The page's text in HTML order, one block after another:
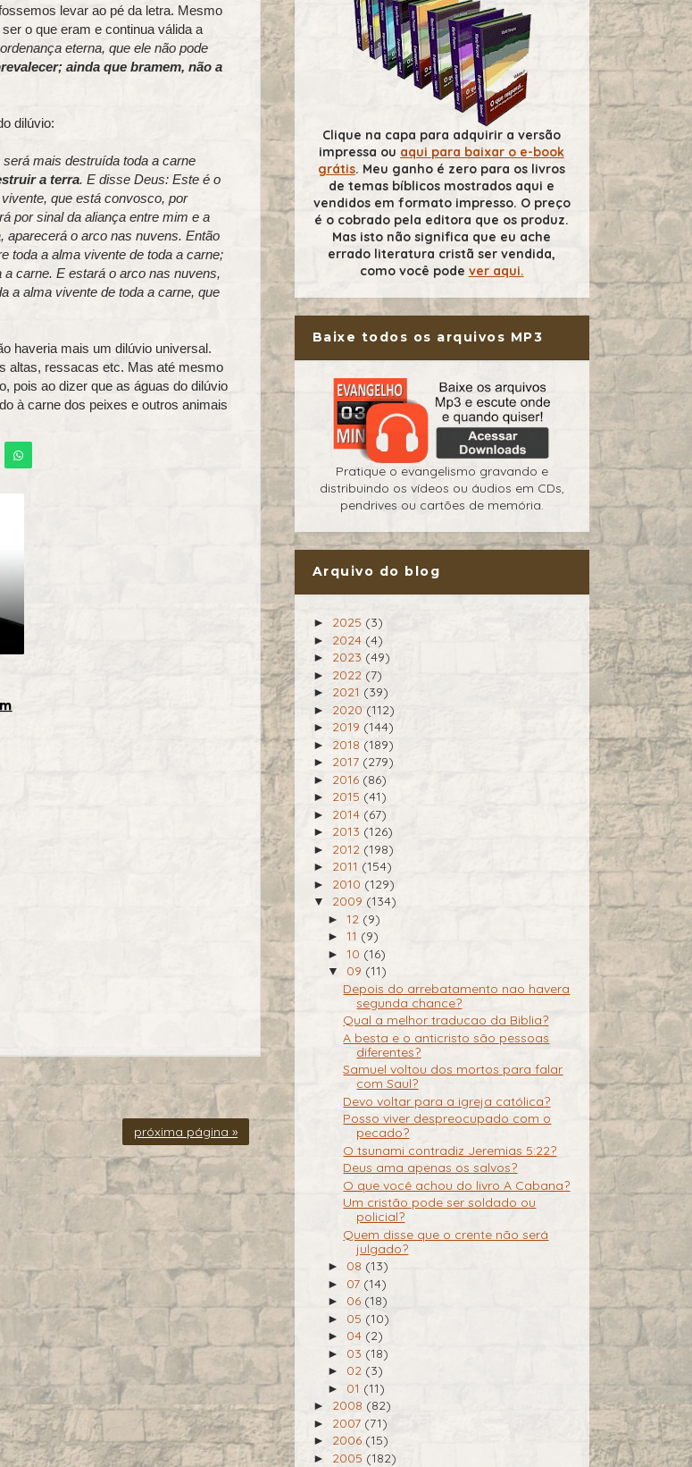
levar ao pé da letra. Mesmo
o que eram e continua válida a
eterna, que ele não pode
ainda que bramem, não a
dilúvio:
mais destruída toda a carne
a terra. E disse Deus: Este é o
que está convosco, por
por sinal da aliança entre mim e a
aparecerá o arco nas nuvens. Então
toda a alma vivente de toda a carne;
carne. E estará o arco nas nuvens,
a alma vivente de toda a carne, que
haveria mais um dilúvio universal.
altas, ressacas etc. Mas até mesmo
pois ao dizer que as águas do dilúvio
à carne dos peixes e outros animais
próxima página »
Clique na capa para adquirir a versão
impressa ou aqui para baixar o e-book
grátis. Meu ganho é zero para os livros
de temas bíblicos mostrados aqui e
vendidos em formato impresso. O preço
é o cobrado pela editora que os produz.
Mas isto não significa que eu ache
errado literatura cristã ser vendida,
como você pode ver aqui.
Baixe todos os arquivos MP3
Pratique o evangelismo gravando e
distribuindo os vídeos ou áudios em CDs,
pendrives ou cartões de memória.
Arquivo do blog
► 2025 (3)
► 2024 (4)
► 2023 (49)
► 2022 (7)
► 2021 (39)
► 2020 (112)
► 2019 (144)
► 2018 (189)
► 2017 (279)
► 2016 (86)
► 2015 (41)
► 2014 (67)
► 2013 (126)
► 2012 (198)
► 2011 (154)
► 2010 (129)
▼ 2009 (134)
►12 (9)
►11 (9)
►10 (16)
▼ 09 (11)
Depois do arrebatamento nao havera
segunda chance?
Qual a melhor traducao da Biblia?
A besta e o anticristo são pessoas
diferentes?
Samuel voltou dos mortos para falar
com Saul?
Devo voltar para a igreja católica?
Posso viver despreocupado com o
pecado?
O tsunami contradiz Jeremias 5:22?
Deus ama apenas os salvos?
O que você achou do livro A Cabana?
Um cristão pode ser soldado ou
policial?
Quem disse que o crente não será
julgado?
► 08 (13)
► 07 (14)
► 06 (18)
► 05 (10)
► 04 (2)
► 03 (18)
► 02 (3)
► 01 (11)
► 2008 (82)
► 2007 (71)
► 2006 (15)
► 2005 (182)